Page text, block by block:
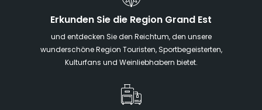
Erkunden Sie die Region Grand Est
und entdecken Sie den Reichtum, den unsere
wunderschöne Region Touristen, Sportbegeisterten,
Kulturfans und Weinliebhabern bietet.